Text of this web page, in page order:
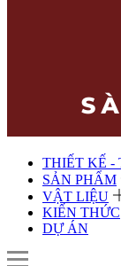
THIẾT KẾ -
SẢN PHẨM
VẬT LIỆU
KIẾN THỨC
DỰ ÁN